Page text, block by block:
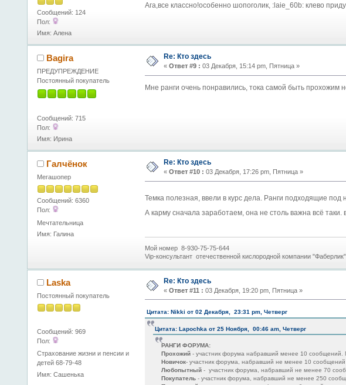
Сообщений: 124
Пол:
Имя: Алена
Ага,все классно!особенно шопоголик, :laie_60b: клево
Bagira
ПРЕДУПРЕЖДЕНИЕ
Постоянный покупатель
Сообщений: 715
Пол:
Имя: Ирина
Re: Кто здесь
« Ответ #9 : 03 Декабря, 15:14 pm, Пятница »
Мне ранги очень понравились, тока самой быть прохожим
Галчёнок
Мегашопер
Сообщений: 6360
Пол:
Мечтательница
Имя: Галина
Re: Кто здесь
« Ответ #10 : 03 Декабря, 17:26 pm, Пятница »
Темка полезная, ввели в курс дела. Ранги подходящие под
А карму сначала заработаем, она не столь важна всё
Мой номер 8-930-75-75-644
Vip-консультант отечественной кислородной компании "Фаберлик"
Laska
Постоянный покупатель
Сообщений: 969
Пол:
Страхование жизни и пенсии и
детей 68-79-48
Имя: Сашенька
Re: Кто здесь
« Ответ #11 : 03 Декабря, 19:20 pm, Пятница »
Цитата: Nikki от 02 Декабря, 23:31 pm, Четверг
Цитата: Lapochka от 25 Ноября, 00:46 am, Четверг
РАНГИ ФОРУМА:
Прохожий- участник форума набравший менее 10 сообщений.
Новичок- участник форума, набравший не менее 10
Любопытный- участник форума, набравший не менее 70
Покупатель - участник форума, набравший не менее 250